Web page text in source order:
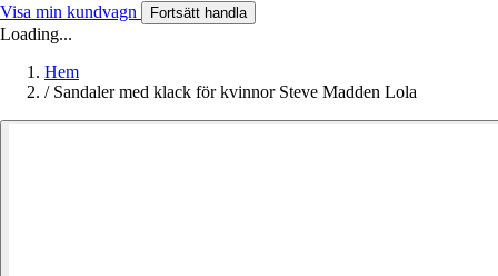
Visa min kundvagn Fortsätt handla
Loading...
Hem
/ Sandaler med klack för kvinnor Steve Madden Lola